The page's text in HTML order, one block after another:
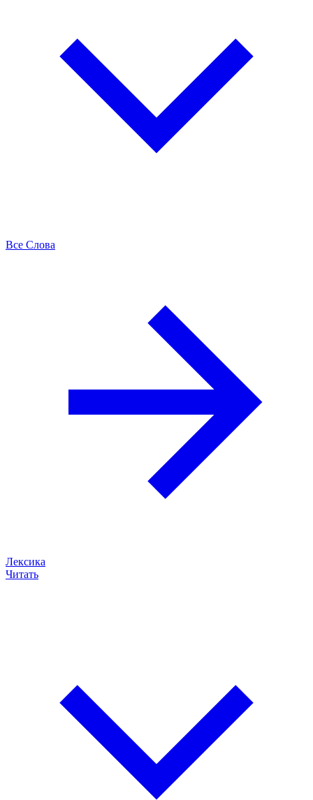
Все Слова
Лексика
Читать